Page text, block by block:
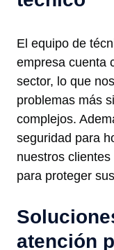
El equipo de
empresa cuenta
sector, lo que
problemas más
complejos.
seguridad para
nuestros
para proteger
atención